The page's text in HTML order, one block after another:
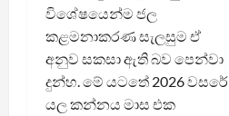
විශේෂයෙන්ම ජල
කළමනාකරණ සැලසුම ඒ
අනුව සකසා ඇති බව පෙන්වා
දුන්හ. මේ යටතේ 2026 වසරේ
යල කන්නය මාස එක